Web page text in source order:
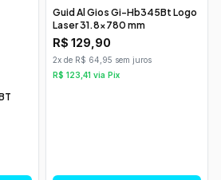
Guid Al Gios Gi-Hb345Bt Logo
Laser 31.8x780 mm
R$ 129,90
2x de R$ 64,95 sem juros
R$ 123,41 via Pix